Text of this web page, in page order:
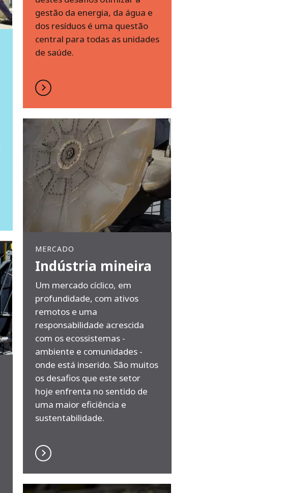
gestão da energia, da água e
dos resíduos é uma questão
central para todas as unidades
de saúde.
MERCADO
Indústria mineira
Um mercado cíclico, em
profundidade, com ativos
remotos e uma
responsabilidade acrescida
com os ecossistemas -
ambiente e comunidades -
onde está inserido. São muitos
os desafios que este setor
hoje enfrenta no sentido de
uma maior eficiência e
sustentabilidade.